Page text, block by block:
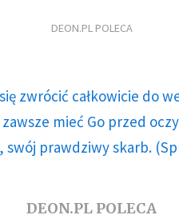
DEON.PL POLECA
zwrócić całkowicie do
mieć Go przed
swój prawdziwy skarb.
DEON.PL POLECA